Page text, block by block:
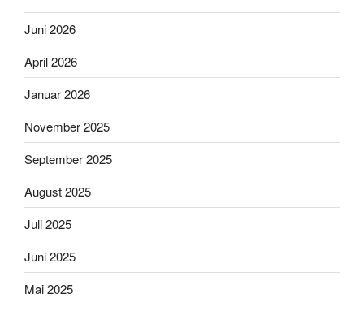
Juni 2026
April 2026
Januar 2026
November 2025
September 2025
August 2025
Juli 2025
Juni 2025
Mai 2025